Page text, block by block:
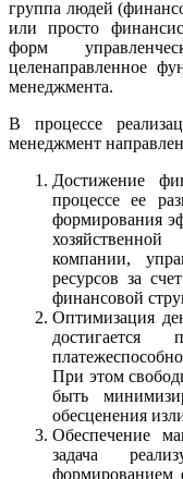
группа людей
или просто
форм
целенаправленное
менеджмента.
В процессе
менеджмент
Достижение
процессе ее
формирования
компании,
ресурсов за
финансовой
Оптимизация
достигается
При этом
быть
обесценения
Обеспечение
задача
формированием